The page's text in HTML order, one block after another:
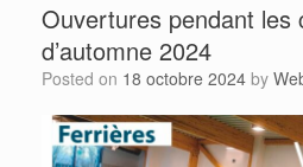
Ouvertures pendant les
d’automne 2024
Posted on 18 octobre 2024 by